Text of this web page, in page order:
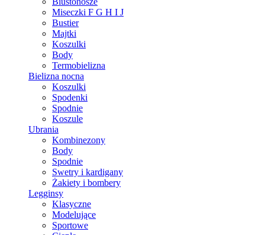
Miseczki F G H I J
Bustier
Majtki
Koszulki
Body
Termobielizna
Bielizna nocna
Koszulki
Spodenki
Spodnie
Koszule
Ubrania
Kombinezony
Body
Spodnie
Swetry i kardigany
Żakiety i bombery
Legginsy
Klasyczne
Modelujące
Sportowe